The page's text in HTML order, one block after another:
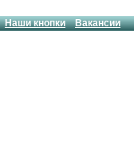
Наши кнопки Вакансии